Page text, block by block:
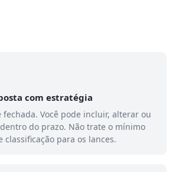
com estratégia
Você pode incluir, alterar ou
do prazo. Não trate o mínimo
classificação para os lances.